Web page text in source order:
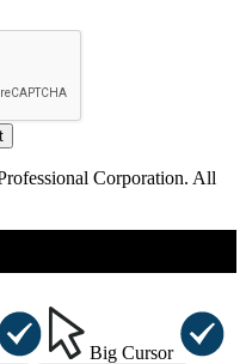
Corporation. All
Big Cursor